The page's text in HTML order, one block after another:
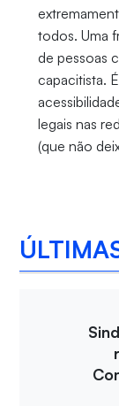
todos. Uma
de pessoas
capacitista.
legais nas
(que não